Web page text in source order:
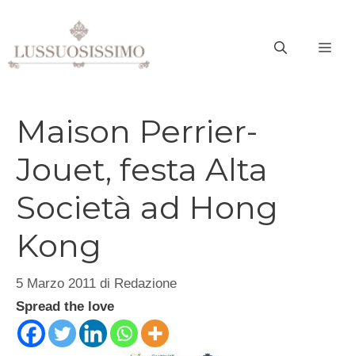
contenuto
Maison Perrier-
Jouet, festa Alta
Società ad Hong
Kong
5 Marzo 2011 di Redazione
Spread the love